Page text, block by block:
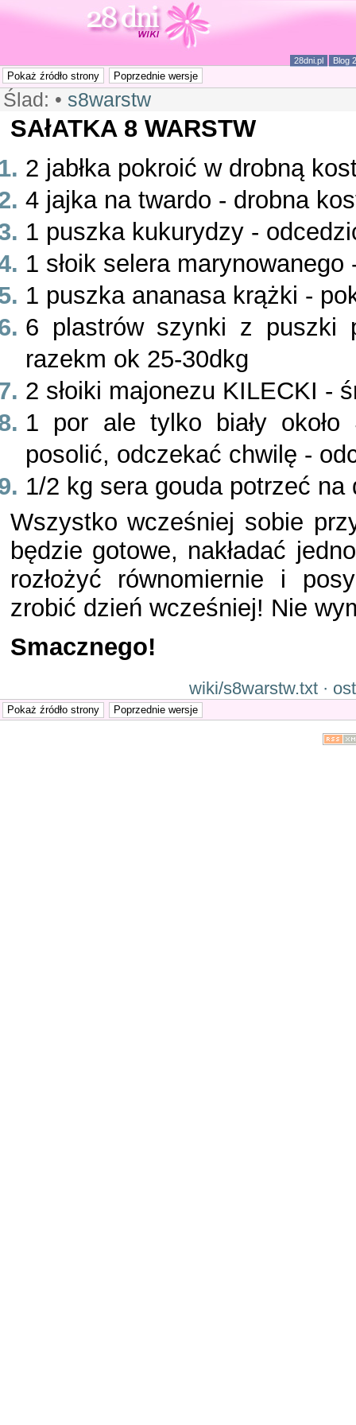
28dni.pl Blog
Ślad: • s8warstw
SAłATKA 8 WARSTW
2 jabłka pokroić w drobną
4 jajka na twardo - drobna
1 puszka kukurydzy -
1 słoik selera marynowanego
1 puszka ananasa krążki -
6 plastrów szynki z puszki
razekm ok 25-30dkg
2 słoiki majonezu KILECKI -
1 por ale tylko biały
posolić, odczekać chwilę -
1/2 kg sera gouda potrzeć
Wszystko wcześniej sobie
będzie gotowe, nakładać
rozłożyć równomiernie i
zrobić dzień wcześniej! Nie
Smacznego!
wiki/s8warstw.txt ·